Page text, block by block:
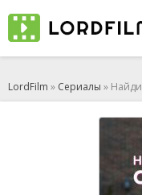
LordFilm » Сериалы » Найди